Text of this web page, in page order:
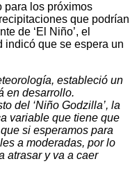
para los próximos
que podrían
de ‘El Niño’, el
indicó que se espera un
estableció un
en desarrollo.
del ‘Niño Godzilla’, la
variable que tiene que
si esperamos para
a moderadas, por lo
atrasar y va a caer